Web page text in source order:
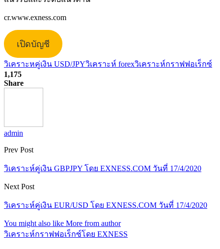
cr.www.exness.com
เปิดบัญชี
วิเคราะหคู่เงิน USD/JPYวิเคราะห์ forexวิเคราะห์กราฟฟอเร็กซ์
1,175
Share
admin
Prev Post
วิเคราะห์คู่เงิน GBPJPY โดย EXNESS.COM วันที่ 17/4/2020
Next Post
วิเคราะห์คู่เงิน EUR/USD โดย EXNESS.COM วันที่ 17/4/2020
You might also like More from author
วิเคราะห์กราฟฟอเร็กซ์โดย EXNESS